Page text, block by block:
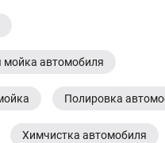
мойка автомобиля
Полировка
Химчистка автомобиля